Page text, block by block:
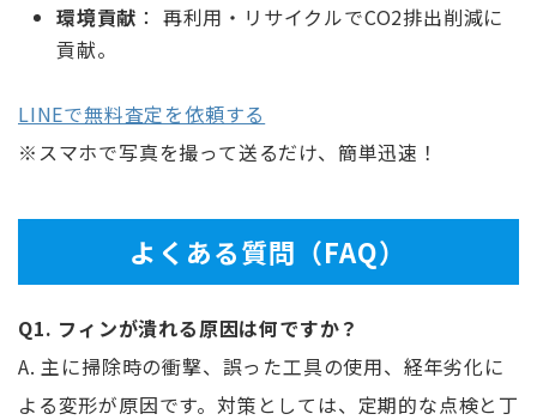
環境貢献 ： 再利用・リサイクルでCO2排出削減に
貢献。
LINEで無料査定を依頼する
※スマホで写真を撮って送るだけ、簡単迅速！
よくある質問（FAQ）
Q1. フィンが潰れる原因は何ですか？
A. 主に掃除時の衝撃、誤った工具の使用、経年劣化に
よる変形が原因です。対策としては、定期的な点検と丁